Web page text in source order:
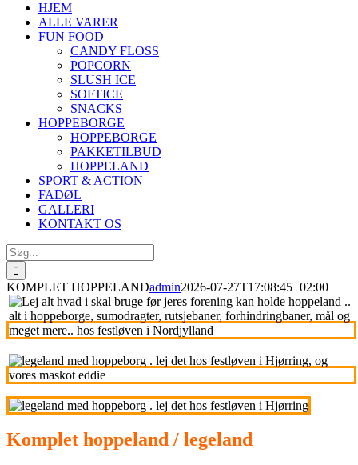
HJEM
ALLE VARER
FUN FOOD
CANDY FLOSS
POPCORN
SLUSH ICE
SOFTICE
SNACKS
HOPPEBORGE
HOPPEBORGE
PAKKETILBUD
HOPPELAND
SPORT & ACTION
FADØL
GALLERI
KONTAKT OS
Søg
efter:
KOMPLET HOPPELANDadmin2026-07-27T17:08:45+02:00
Komplet hoppeland / legeland